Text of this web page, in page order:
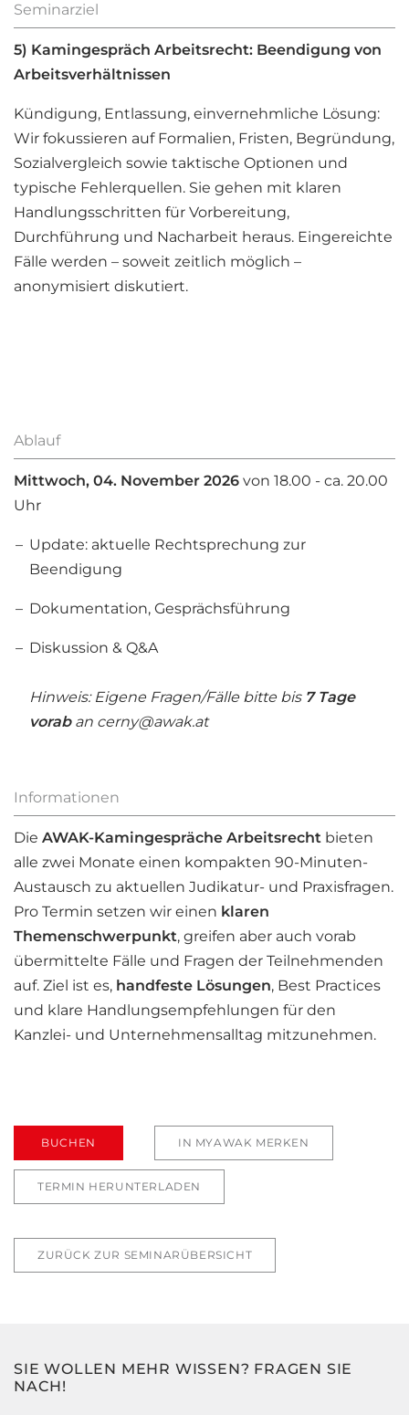
Seminarziel
5) Kamingespräch Arbeitsrecht: Beendigung von
Arbeitsverhältnissen
Kündigung, Entlassung, einvernehmliche Lösung:
Wir fokussieren auf Formalien, Fristen, Begründung,
Sozialvergleich sowie taktische Optionen und
typische Fehlerquellen. Sie gehen mit klaren
Handlungsschritten für Vorbereitung,
Durchführung und Nacharbeit heraus. Eingereichte
Fälle werden – soweit zeitlich möglich –
anonymisiert diskutiert.
Ablauf
Mittwoch, 04. November​ 2026 von 18.00 - ca. 20.00
Uhr
Update: aktuelle Rechtsprechung zur
Beendigung
Dokumentation, Gesprächsführung
Diskussion & Q&A
Hinweis: Eigene Fragen/Fälle bitte bis 7 Tage
voraban cerny@awak.at
Informationen
Die AWAK-Kamingespräche Arbeitsrecht bieten
alle zwei Monate einen kompakten 90-Minuten-
Austausch zu aktuellen Judikatur- und Praxisfragen.
Pro Termin setzen wir einen klaren
Themenschwerpunkt, greifen aber auch vorab
übermittelte Fälle und Fragen der Teilnehmenden
auf. Ziel ist es, handfeste Lösungen, Best Practices
und klare Handlungsempfehlungen für den
Kanzlei- und Unternehmensalltag mitzunehmen.
BUCHEN IN MYAWAK MERKEN
TERMIN HERUNTERLADEN
ZURÜCK ZUR SEMINARÜBERSICHT
SIE WOLLEN MEHR WISSEN? FRAGEN SIE
NACH!